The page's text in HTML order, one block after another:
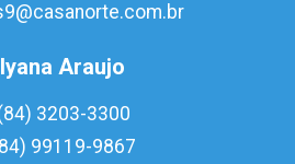
Araujo
3203-3300
99119-9867